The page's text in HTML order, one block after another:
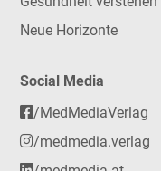
Neue Horizonte
Social Media
/MedMediaVerlag
/medmedia.verlag